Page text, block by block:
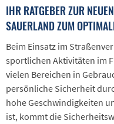
IHR RATGEBER ZUR
SAUERLAND ZUM
Beim Einsatz im
sportlichen Aktivitäten im
vielen Bereichen in
persönliche Sicherheit
hohe Geschwindigkeiten
ist, kommt die